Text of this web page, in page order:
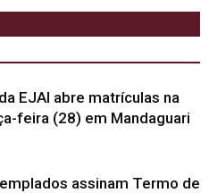
EJAI abre matrículas na
feira (28) em Mandaguari
assinam Termo de